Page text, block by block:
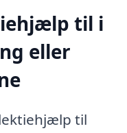
til i
eller
til